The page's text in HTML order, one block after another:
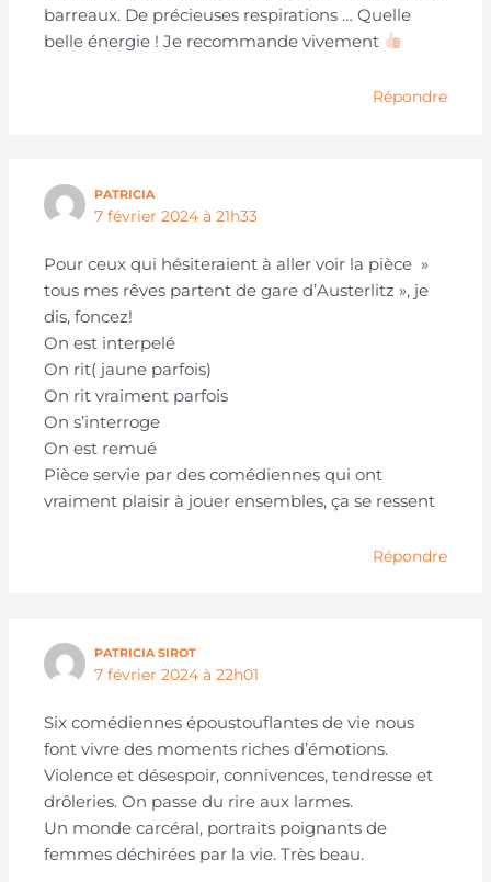
barreaux. De précieuses respirations … Quelle
belle énergie ! Je recommande vivement
Répondre
PATRICIA
7 février 2024 à 21h33
Pour ceux qui hésiteraient à aller voir la pièce »
tous mes rêves partent de gare d’Austerlitz », je
dis, foncez!
On est interpelé
On rit( jaune parfois)
On rit vraiment parfois
On s’interroge
On est remué
Pièce servie par des comédiennes qui ont
vraiment plaisir à jouer ensembles, ça se ressent
Répondre
PATRICIA SIROT
7 février 2024 à 22h01
Six comédiennes époustouflantes de vie nous
font vivre des moments riches d’émotions.
Violence et désespoir, connivences, tendresse et
drôleries. On passe du rire aux larmes.
Un monde carcéral, portraits poignants de
femmes déchirées par la vie. Très beau.